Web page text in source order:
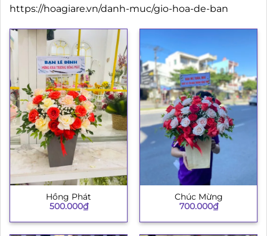
https://hoagiare.vn/danh-muc/gio-hoa-de-ban
Hồng Phát
500.000₫
Chúc Mừng
700.000₫